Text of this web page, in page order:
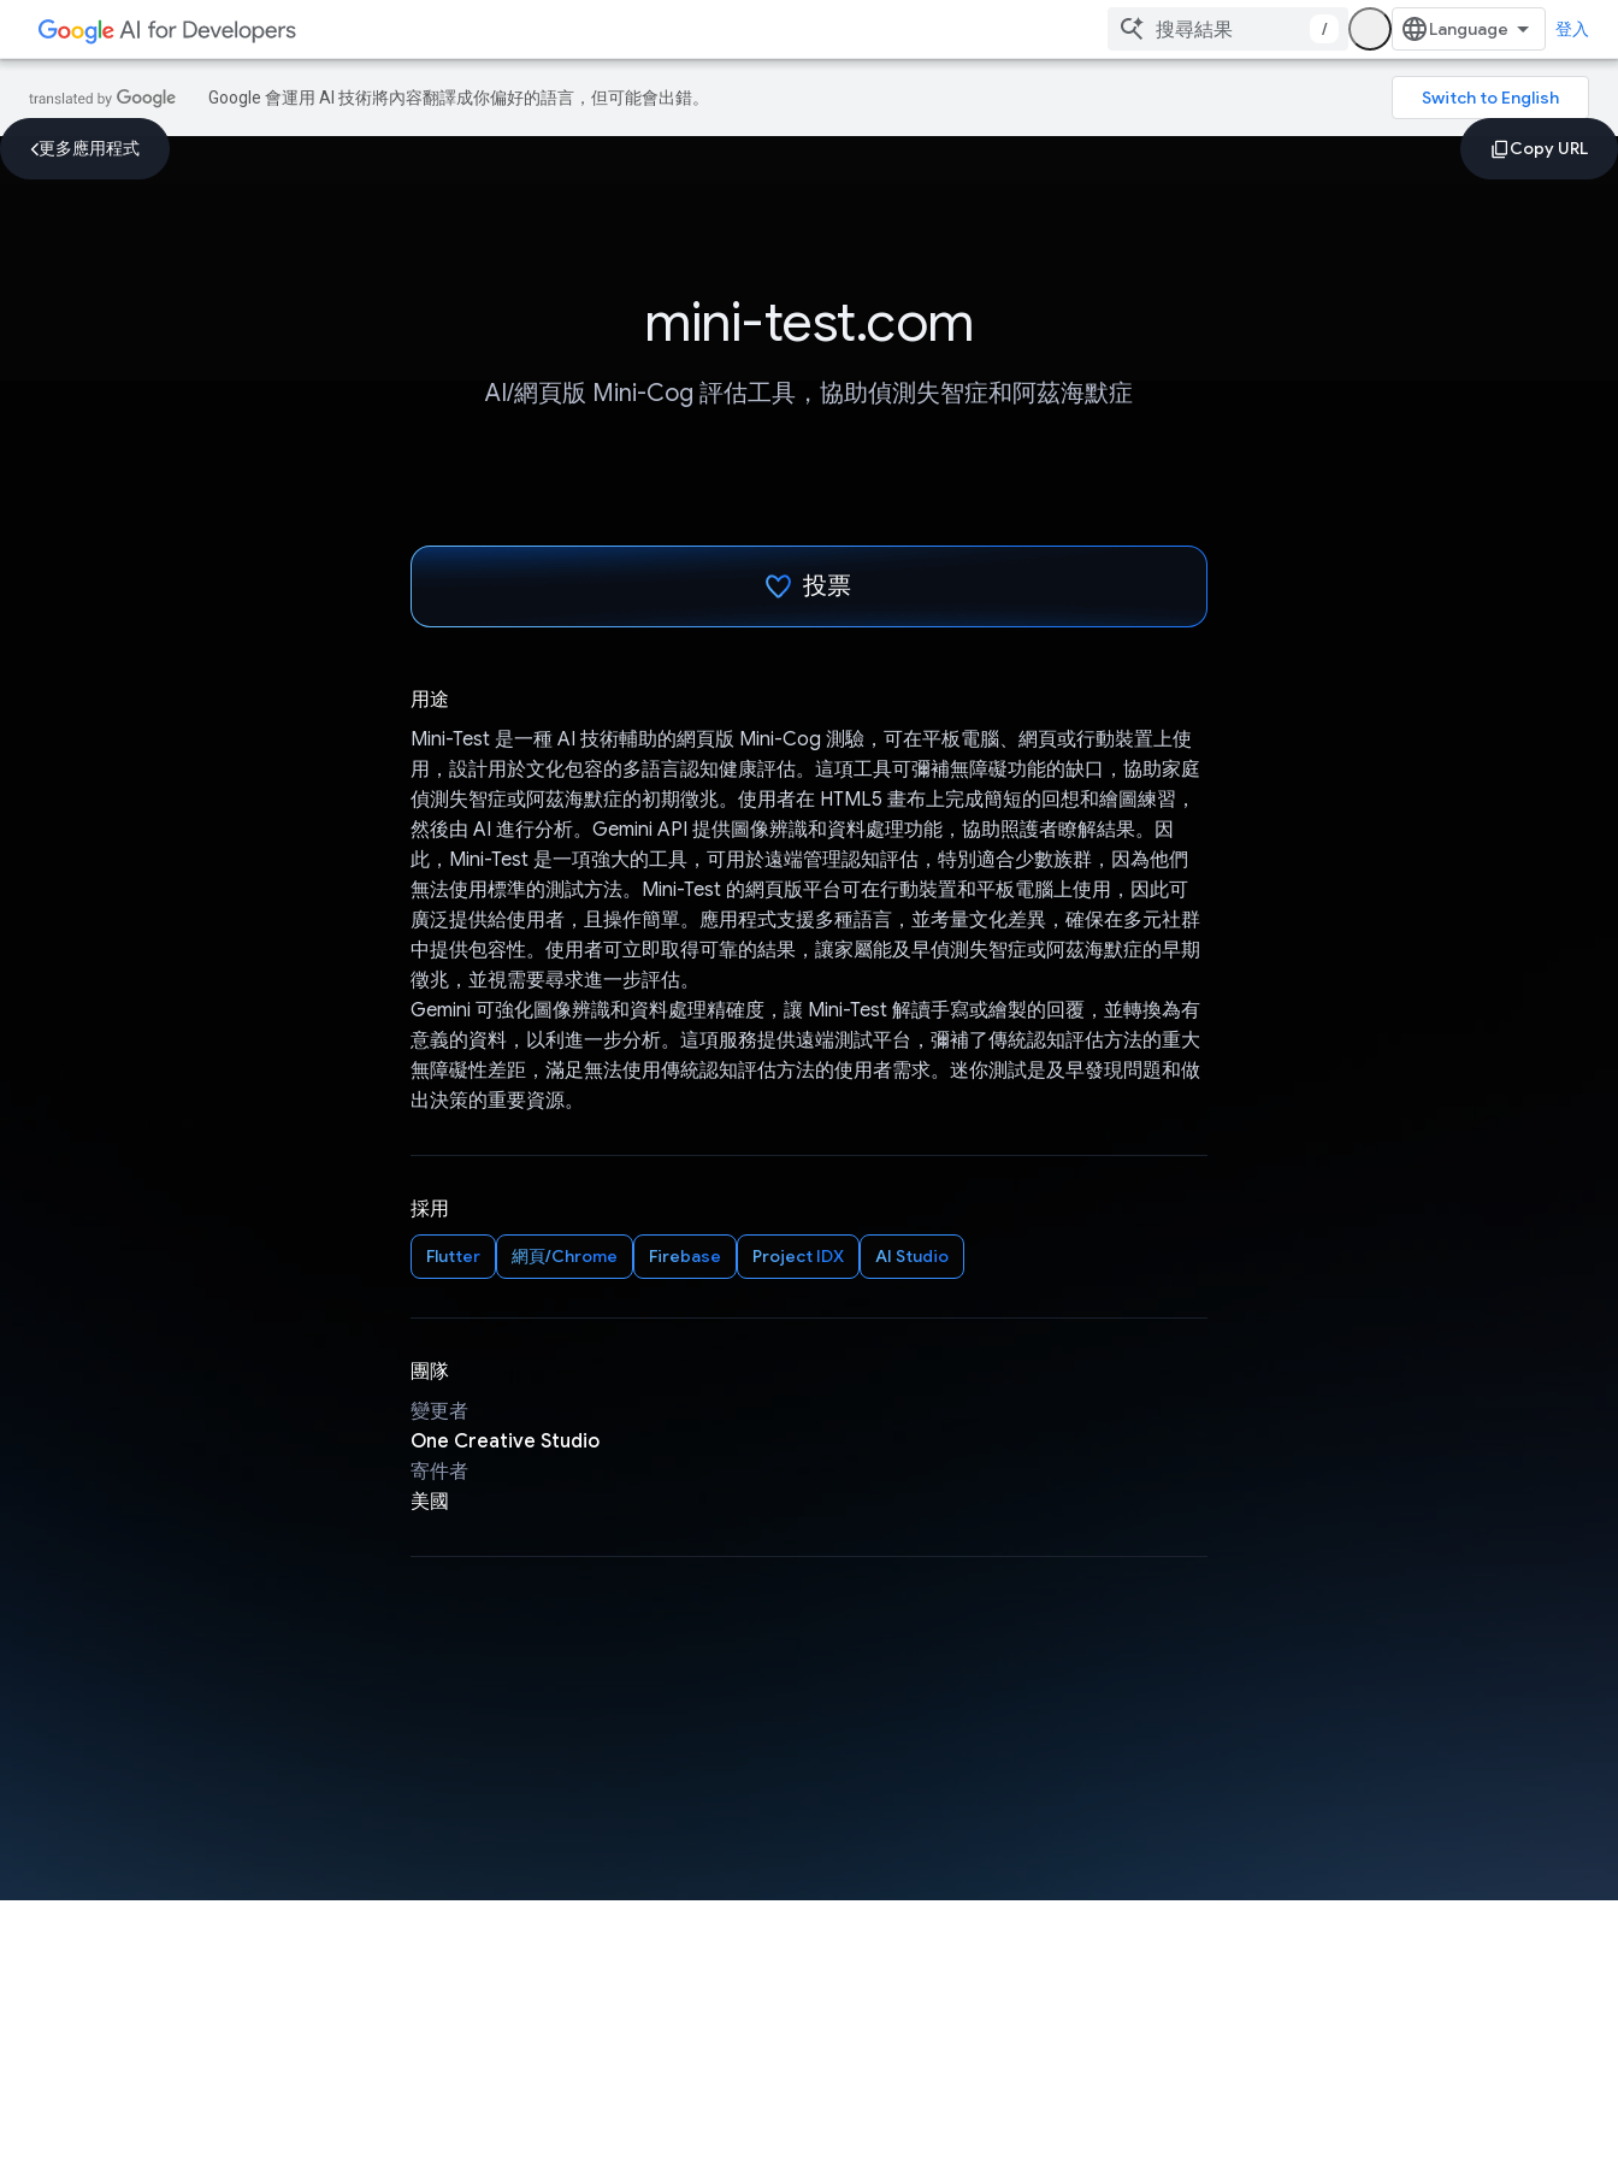
/ 登入
Google 會運用 AI 技術將內容翻譯成你偏好的語言，但可能會出錯。
更多應用程式
mini-test.com
AI/網頁版 Mini-Cog 評估工具，協助偵測失智症和阿茲海默症
投票
用途
Mini-Test 是一種 AI 技術輔助的網頁版 Mini-Cog 測驗，可在平板電腦、網頁或行動裝置上使
用，設計用於文化包容的多語言認知健康評估。這項工具可彌補無障礙功能的缺口，協助家庭
偵測失智症或阿茲海默症的初期徵兆。使用者在 HTML5 畫布上完成簡短的回想和繪圖練習，
然後由 AI 進行分析。Gemini API 提供圖像辨識和資料處理功能，協助照護者瞭解結果。因
此，Mini-Test 是一項強大的工具，可用於遠端管理認知評估，特別適合少數族群，因為他們
無法使用標準的測試方法。Mini-Test 的網頁版平台可在行動裝置和平板電腦上使用，因此可
廣泛提供給使用者，且操作簡單。應用程式支援多種語言，並考量文化差異，確保在多元社群
中提供包容性。使用者可立即取得可靠的結果，讓家屬能及早偵測失智症或阿茲海默症的早期
徵兆，並視需要尋求進一步評估。
Gemini 可強化圖像辨識和資料處理精確度，讓 Mini-Test 解讀手寫或繪製的回覆，並轉換為有
意義的資料，以利進一步分析。這項服務提供遠端測試平台，彌補了傳統認知評估方法的重大
無障礙性差距，滿足無法使用傳統認知評估方法的使用者需求。迷你測試是及早發現問題和做
出決策的重要資源。
採用
Flutter 網頁/Chrome Firebase Project IDX AI Studio
團隊
變更者
One Creative Studio
寄件者
美國